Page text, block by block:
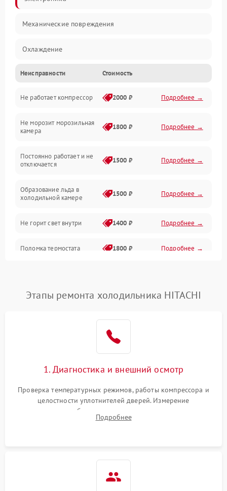
Механические повреждения
Охлаждение
Механика
Электропитание
Дренаж
Неисправности Стоимость
Не работает компрессор 2000 ₽ Подробнее →
Не морозит морозильная
камера
1800 ₽ Подробнее →
Постоянно работает и не
отключается
1500 ₽ Подробнее →
Образование льда в
холодильной камере
1500 ₽ Подробнее →
Не горит свет внутри 1400 ₽ Подробнее →
Поломка термостата 1800 ₽ Подробнее →
Поломка системы No Frost 2600 ₽ Подробнее →
работе
2000 ₽ Подробнее →
1000 ₽
1800 ₽
Этапы ремонта холодильника HITACHI
1. Диагностика и внешний осмотр
Проверка температурных режимов, работы компрессора и
целостности уплотнителей дверей. Измерение
сопротивления обмоток мотора, проверка термостата и
считывание кодов ошибок с электронного дисплея.
Подробнее